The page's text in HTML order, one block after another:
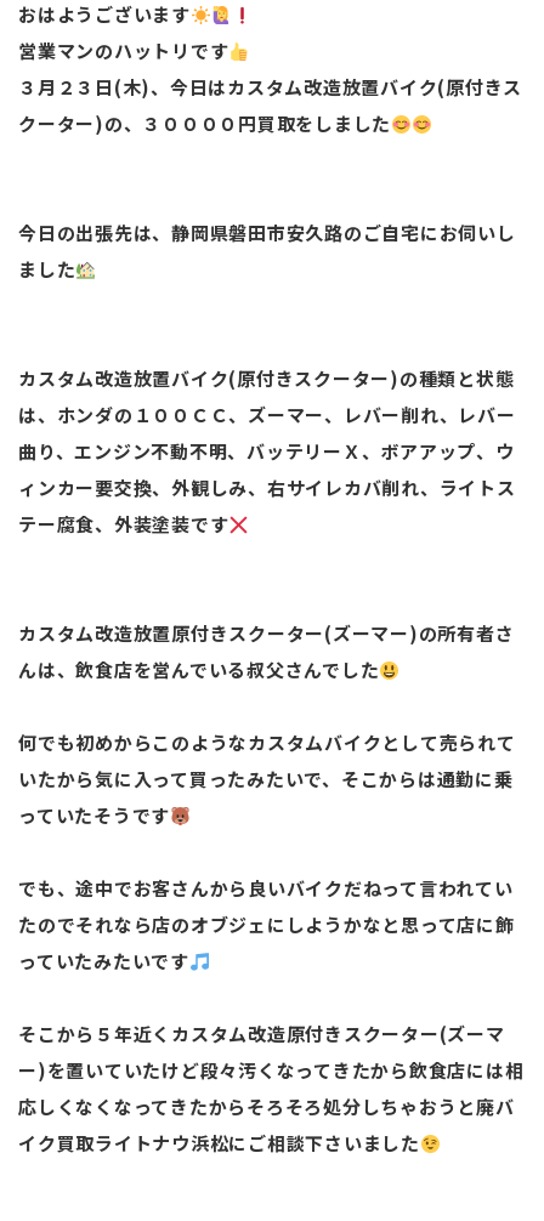
おはようございます
営業マンのハットリです
３月２３日(木)、今日はカスタム改造放置バイク(原付きス
クーター)の、３００００円買取をしました
今日の出張先は、静岡県磐田市安久路のご自宅にお伺いし
ました
カスタム改造放置バイク(原付きスクーター)の種類と状態
は、ホンダの１００ＣＣ、ズーマー、レバー削れ、レバー
曲り、エンジン不動不明、バッテリーＸ、ボアアップ、ウ
ィンカー要交換、外観しみ、右サイレカバ削れ、ライトス
テー腐食、外装塗装です
カスタム改造放置原付きスクーター(ズーマー)の所有者さ
んは、飲食店を営んでいる叔父さんでした
何でも初めからこのようなカスタムバイクとして売られて
いたから気に入って買ったみたいで、そこからは通勤に乗
っていたそうです
でも、途中でお客さんから良いバイクだねって言われてい
たのでそれなら店のオブジェにしようかなと思って店に飾
っていたみたいです
そこから５年近くカスタム改造原付きスクーター(ズーマ
ー)を置いていたけど段々汚くなってきたから飲食店には相
応しくなくなってきたからそろそろ処分しちゃおうと廃バ
イク買取ライトナウ浜松にご相談下さいました